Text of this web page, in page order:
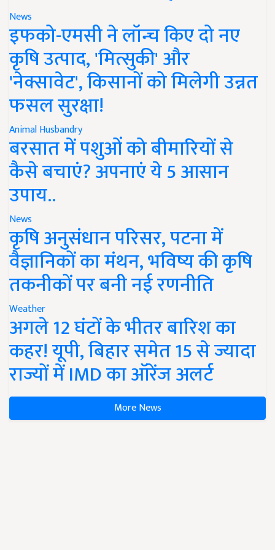
News
इफको-एमसी ने लॉन्च किए दो नए
कृषि उत्पाद, 'मित्सुकी' और
'नेक्सावेट', किसानों को मिलेगी उन्नत
फसल सुरक्षा!
Animal Husbandry
बरसात में पशुओं को बीमारियों से
कैसे बचाएं? अपनाएं ये 5 आसान
उपाय..
News
कृषि अनुसंधान परिसर, पटना में
वैज्ञानिकों का मंथन, भविष्य की कृषि
तकनीकों पर बनी नई रणनीति
Weather
अगले 12 घंटों के भीतर बारिश का
कहर! यूपी, बिहार समेत 15 से ज्यादा
राज्यों में IMD का ऑरेंज अलर्ट
More News